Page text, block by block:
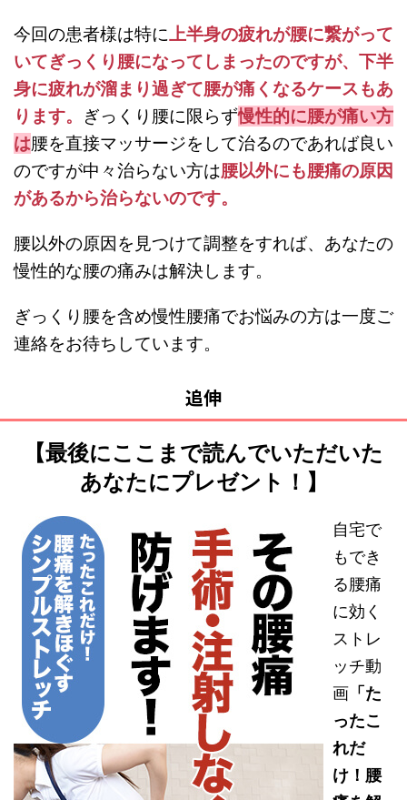
今回の患者様は特に上半身の疲れが腰に繋がって
いてぎっくり腰になってしまったのですが、下半
身に疲れが溜まり過ぎて腰が痛くなるケースもあ
ります。
ぎっくり腰に限らず慢性的に腰が痛い方
は腰を直接マッサージをして治るのであれば良い
のですが中々治らない方は腰以外にも腰痛の原因
があるから治らないのです。
腰以外の原因を見つけて調整をすれば、あなたの
慢性的な腰の痛みは解決します。
ぎっくり腰を含め慢性腰痛でお悩みの方は一度ご
連絡をお待ちしています。
追伸
【最後にここまで読んでいただいた
あなたにプレゼント！】
自宅で
もでき
る腰痛
に効く
ストレ
ッチ動
画 「た
ったこ
れだ
け！腰